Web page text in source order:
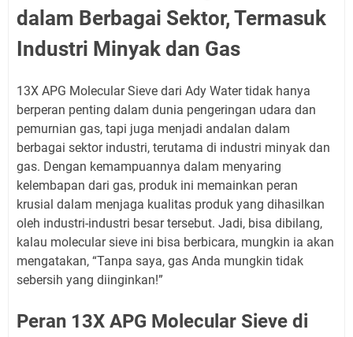
dalam Berbagai Sektor, Termasuk
Industri Minyak dan Gas
13X APG Molecular Sieve dari Ady Water tidak hanya
berperan penting dalam dunia pengeringan udara dan
pemurnian gas, tapi juga menjadi andalan dalam
berbagai sektor industri, terutama di industri minyak dan
gas. Dengan kemampuannya dalam menyaring
kelembapan dari gas, produk ini memainkan peran
krusial dalam menjaga kualitas produk yang dihasilkan
oleh industri-industri besar tersebut. Jadi, bisa dibilang,
kalau molecular sieve ini bisa berbicara, mungkin ia akan
mengatakan, “Tanpa saya, gas Anda mungkin tidak
sebersih yang diinginkan!”
Peran 13X APG Molecular Sieve di